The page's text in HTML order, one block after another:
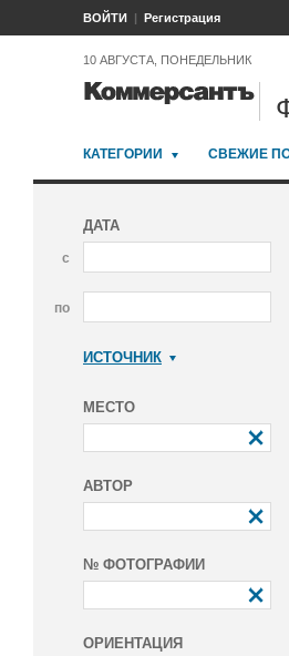
ВОЙТИ Регистрация
10 АВГУСТА, ПОНЕДЕЛЬНИК
КАТЕГОРИИ СВЕЖИЕ
ДАТА
с
по
ИСТОЧНИК
МЕСТО
АВТОР
№ ФОТОГРАФИИ
ОРИЕНТАЦИЯ